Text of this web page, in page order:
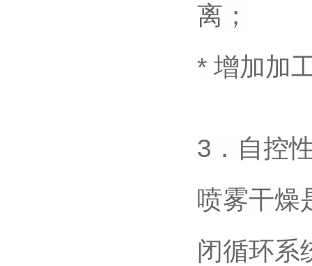
离；
* 增加加
3．自控
喷雾干燥
闭循环系